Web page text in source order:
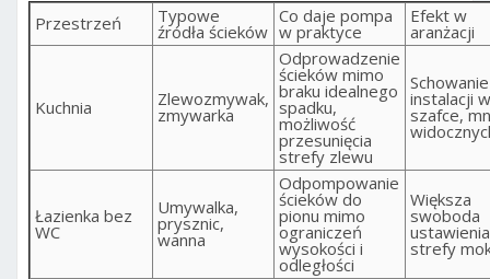
Przestrzeń Typowe
źródła ścieków
Co daje pompa
w praktyce
Efekt w
aranżacji
Kuchnia Zlewozmywak,
zmywarka
Odprowadzenie
ścieków mimo
braku idealnego
spadku,
możliwość
przesunięcia
strefy zlewu
Schowanie
instalacji w
szafce,
Łazienka bez
WC
Umywalka,
prysznic,
wanna
Odpompowanie
ścieków do
pionu mimo
ograniczeń
wysokości i
odległości
Większa
swoboda
ustawienia
strefy